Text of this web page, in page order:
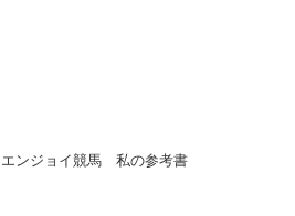
エンジョイ競馬 私の参考書